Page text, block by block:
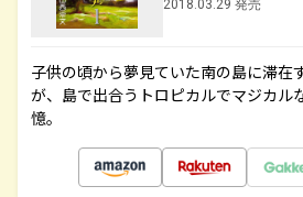
2018.03.29 発売
子供の頃から夢見ていた南の島に滞在
が、島で出合うトロピカルでマジカル
憶。